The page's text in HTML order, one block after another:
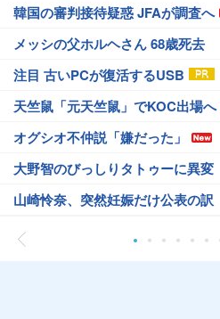
韓国の審判接待疑惑 JFAが調査へ
メッシの父ホルヘさん 68歳死去
注目 古いPCが復活するUSB
天竺鼠「元天竺鼠」でKOC出場へ
オグシオ不仲説「嫌だった」
大野智のびっしりタトゥーに異変
山崎怜奈、突然妊娠だけ公表の訳